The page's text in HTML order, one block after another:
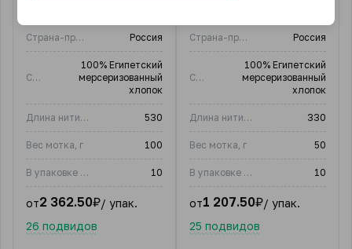
Страна-производитель Россия
Состав
100% Египетский
мерсеризованный
хлопок
Длина нити, м 530
Вес мотка, г 100
В упаковке (шт) 10
от2 362.50₽/ упак.
26 подвидов
Страна-производитель Россия
Состав
100% Египетский
мерсеризованный
хлопок
Длина нити, м 330
Вес мотка, г 50
В упаковке (шт) 10
от1 207.50₽/ упак.
25 подвидов